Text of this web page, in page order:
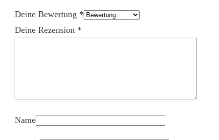
Deine Bewertung *
Deine Rezension *
Name